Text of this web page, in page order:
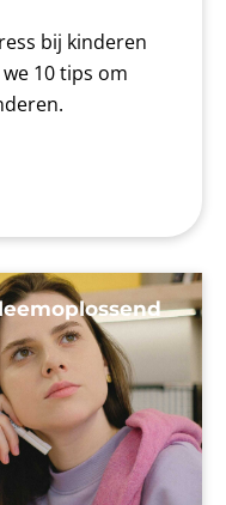
bij kinderen
10 tips om